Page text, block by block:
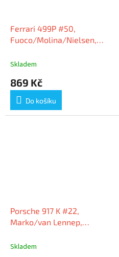
Ferrari 499P #50,
Fuoco/Molina/Nielsen,
2024, 1:64 Looksmart
Skladem
869 Kč
Do košíku
Porsche 917 K #22,
Marko/van Lennep,
1971, 1:64 Tarmac Works
Skladem